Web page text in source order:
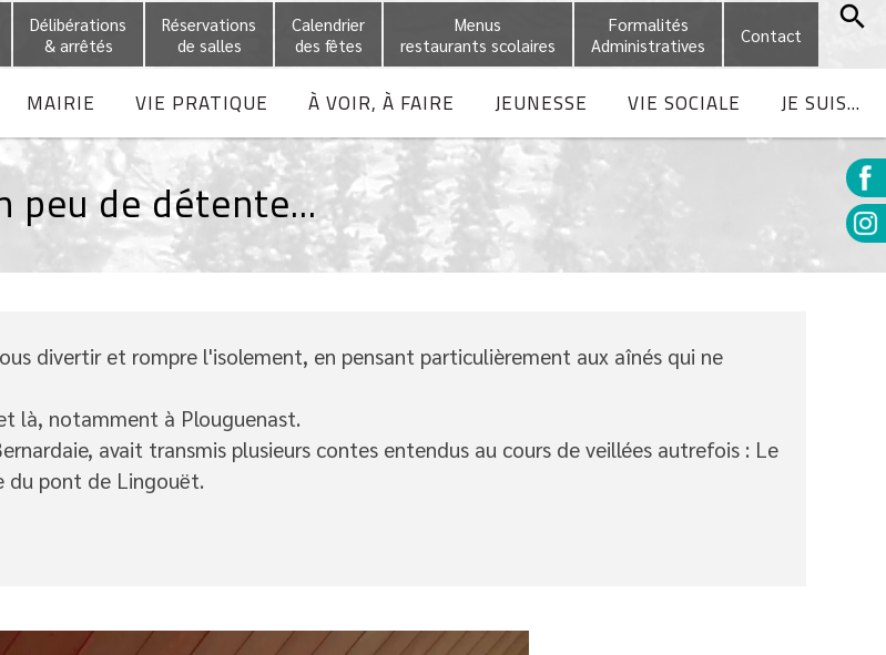
Délibérations
& arrêtés
Réservations
de salles
Calendrier
des fêtes
Menus
restaurants scolaires
Formalités
Administratives
Contact
MAIRIE VIE PRATIQUE À VOIR, À FAIRE JEUNESSE VIE SOCIALE JE SUIS...
peu de détente...
divertir et rompre l'isolement, en pensant particulièrement aux aînés qui ne
là, notamment à Plouguenast.
avait transmis plusieurs contes entendus au cours de veillées autrefois : Le
du pont de Lingouët.